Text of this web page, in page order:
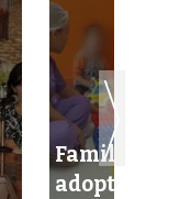
Familias
adoptar a